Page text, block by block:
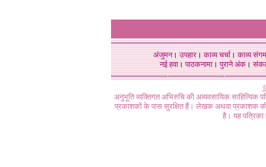
अंजुमन।उपहार।काव्य चर्चा।काव्य संगम
नई हवा। पाठकनामा। पुराने अंक।
अनुभूति व्यक्तिगत अभिरुचि की अव्यवसायिक
प्रकाशकों के पास सुरक्षित हैं। लेखक अथवा प्रकाशक की
है। यह पत्रिका